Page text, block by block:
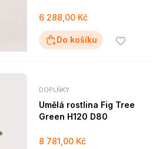
6 288,00 Kč
Do košíku
DOPLŇKY
Umělá rostlina Fig Tree
Green H120 D80
8 781,00 Kč